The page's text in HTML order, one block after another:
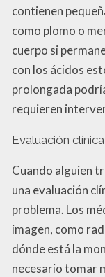
contienen
como plomo o
cuerpo si
con los ácidos
prolongada
requieren
Evaluación
Cuando alguien
una evaluación
problema. Los
imagen, como
dónde está la
necesario tomar